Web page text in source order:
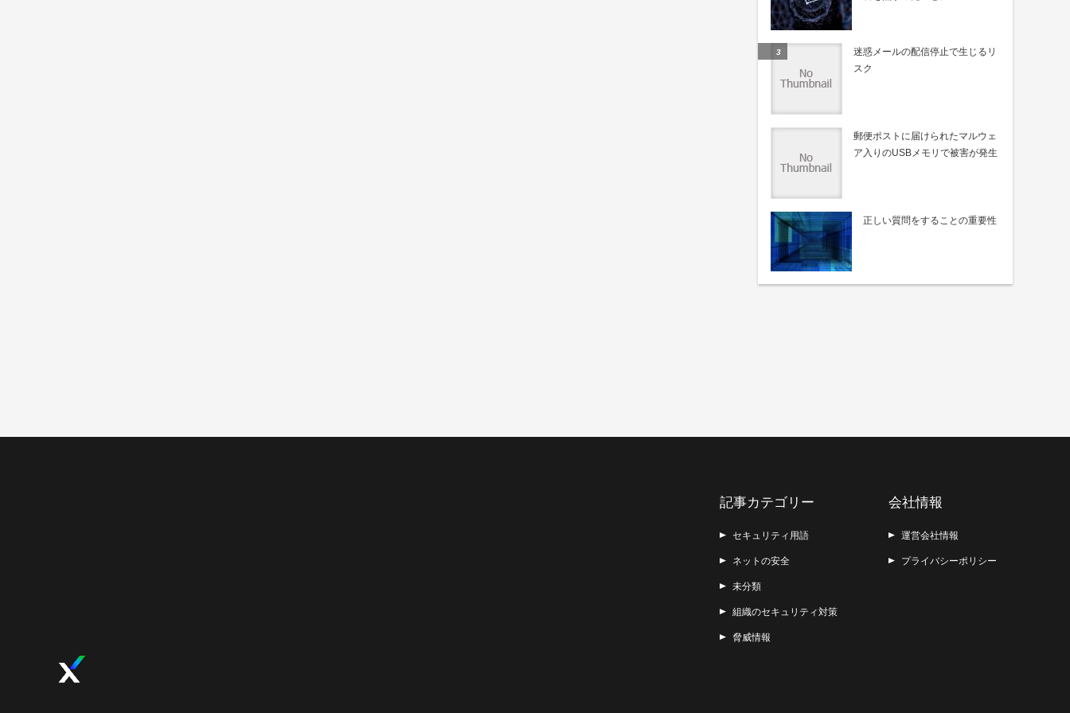
迷惑メールの配信停止で生じるリ
スク
郵便ポストに届けられたマルウェ
ア入りのUSBメモリで被害が発生
正しい質問をすることの重要性
記事カテゴリー
セキュリティ用語
ネットの安全
未分類
組織のセキュリティ対策
脅威情報
会社情報
運営会社情報
プライバシーポリシー